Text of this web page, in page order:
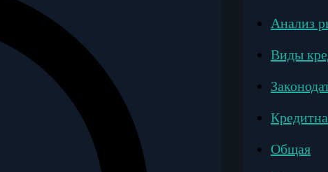
Анализ
Виды
Общая